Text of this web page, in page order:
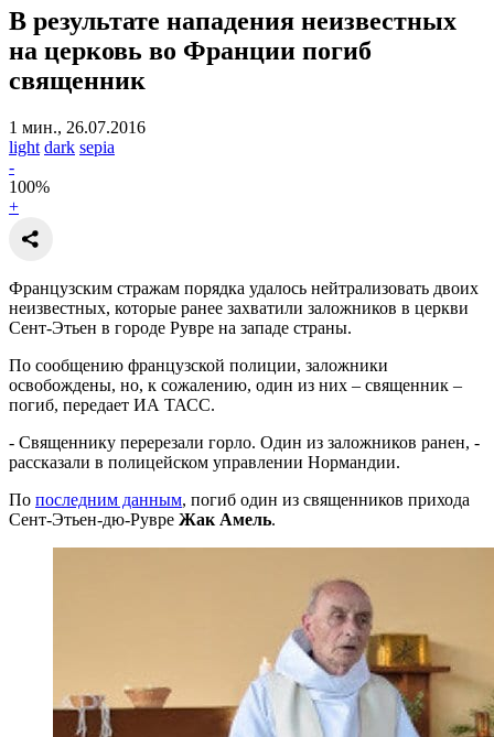
В результате нападения неизвестных
на церковь во Франции погиб
священник
1 мин., 26.07.2016
light dark sepia
-
100%
+
Французским стражам порядка удалось нейтрализовать двоих
неизвестных, которые ранее захватили заложников в церкви
Сент-Этьен в городе Рувре на западе страны.
По сообщению французской полиции, заложники
освобождены, но, к сожалению, один из них – священник –
погиб, передает ИА ТАСС.
- Священнику перерезали горло. Один из заложников ранен, -
рассказали в полицейском управлении Нормандии.
По последним данным, погиб один из священников прихода
Сент-Этьен-дю-Рувре Жак Амель.